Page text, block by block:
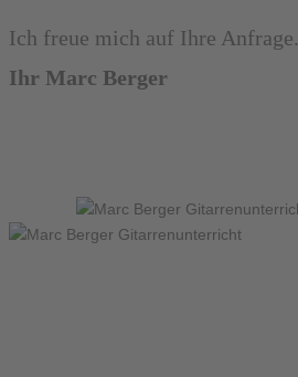
Ich freue mich auf Ihre Anfrage.
Ihr Marc Berger